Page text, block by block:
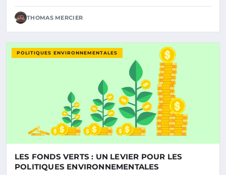
THOMAS MERCIER
POLITIQUES ENVIRONNEMENTALES
LES FONDS VERTS : UN LEVIER POUR LES
POLITIQUES ENVIRONNEMENTALES